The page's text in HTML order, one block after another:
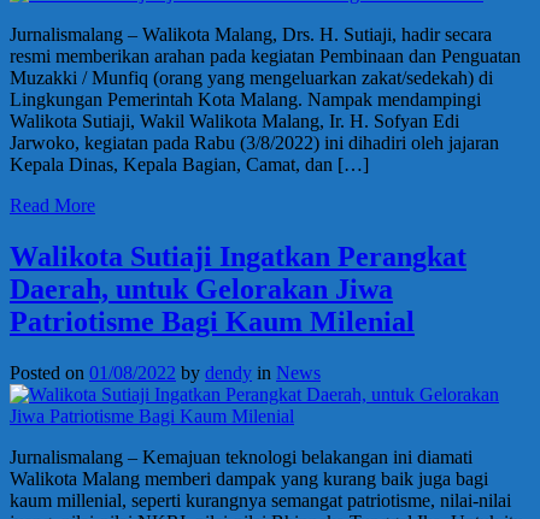
Jurnalismalang – Walikota Malang, Drs. H. Sutiaji, hadir secara
resmi memberikan arahan pada kegiatan Pembinaan dan Penguatan
Muzakki / Munfiq (orang yang mengeluarkan zakat/sedekah) di
Lingkungan Pemerintah Kota Malang. Nampak mendampingi
Walikota Sutiaji, Wakil Walikota Malang, Ir. H. Sofyan Edi
Jarwoko, kegiatan pada Rabu (3/8/2022) ini dihadiri oleh jajaran
Kepala Dinas, Kepala Bagian, Camat, dan […]
Read More
Walikota Sutiaji Ingatkan Perangkat
Daerah, untuk Gelorakan Jiwa
Patriotisme Bagi Kaum Milenial
Posted on 01/08/2022 by dendy in News
Jurnalismalang – Kemajuan teknologi belakangan ini diamati
Walikota Malang memberi dampak yang kurang baik juga bagi
kaum millenial, seperti kurangnya semangat patriotisme, nilai-nilai